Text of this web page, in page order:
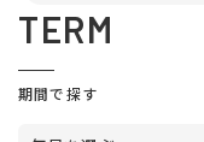
TERM
期間で探す